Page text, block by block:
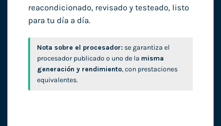
reacondicionado, revisado y testeado, listo
para tu día a día.
Nota sobre el procesador: se garantiza el
procesador publicado o uno de la misma
generación y rendimiento, con prestaciones
equivalentes.